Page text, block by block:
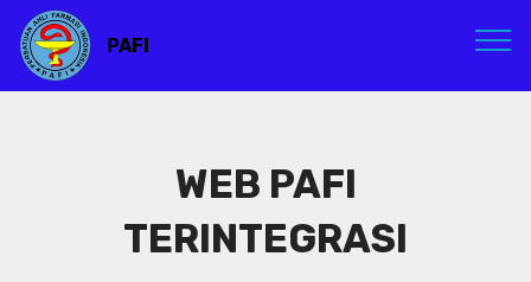
PAFI
WEB PAFI
TERINTEGRASI